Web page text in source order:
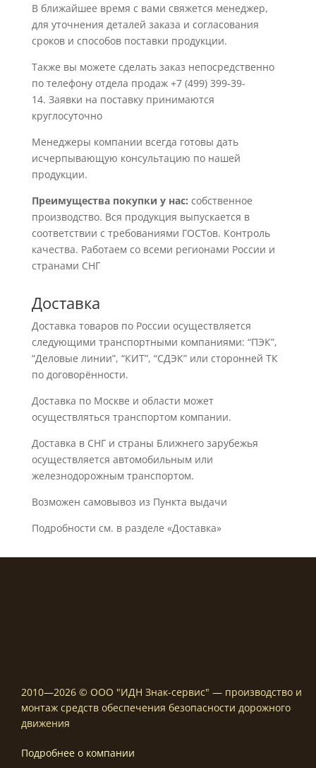
В ближайшее время с вами свяжется менеджер,
для уточнения деталей заказа и согласования
сроков и способов поставки продукции.
Также вы можете сделать заказ непосредственно
по телефону отдела продаж +7 (499) 399-39-
14. Заявки на поставку принимаются
круглосуточно
Менеджеры компании всегда готовы дать
исчерпывающую консультацию по нашей
продукции.
Преимущества покупки у нас: собственное
производство. Вся продукция выпускается в
соответствии с требованиями ГОСТов. Контроль
качества. Работаем со всеми регионами России и
странами СНГ
Доставка
Доставка товаров по России осуществляется
следующими транспортными компаниями: “ПЭК”,
“Деловые линии”, “КИТ”, “СДЭК” или сторонней ТК
по договорённости.
Доставка по Москве и области может
осуществляться транспортом компании.
Доставка в СНГ и страны Ближнего зарубежья
осуществляется автомобильным или
железнодорожным транспортом.
Возможен самовывоз из Пункта выдачи
Подробности см. в разделе «Доставка»
2010—2026 © ООО "ИДН Знак-сервис" — производство и
монтаж средств обеспечения безопасности дорожного
движения
Подробнее о компании